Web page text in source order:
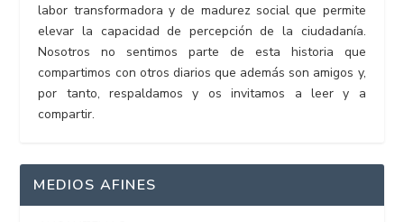
labor transformadora y de madurez social que permite
elevar la capacidad de percepción de la ciudadanía.
Nosotros no sentimos parte de esta historia que
compartimos con otros diarios que además son amigos y,
por tanto, respaldamos y os invitamos a leer y a
compartir.
MEDIOS AFINES